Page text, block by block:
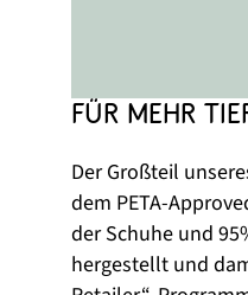
Für mehr
Der Großteil
dem PETA-
der Schuhe und
hergestellt und